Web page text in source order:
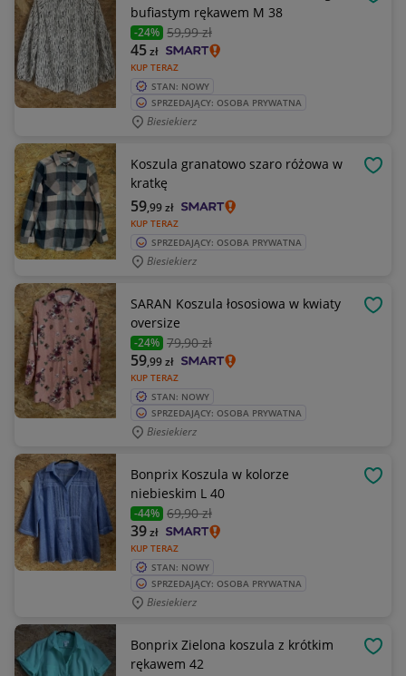
bufiastym rękawem M 38
-24% 59,99 zł
KUP TERAZ
45zł
STAN: NOWY
SPRZEDAJĄCY: OSOBA PRYWATNA
Biesiekierz
Koszula granatowo szaro różowa w
kratkę
KUP TERAZ
59,99zł
SPRZEDAJĄCY: OSOBA PRYWATNA
Biesiekierz
SARAN Koszula łososiowa w kwiaty
oversize
-24% 79,90 zł
KUP TERAZ
59,99zł
STAN: NOWY
SPRZEDAJĄCY: OSOBA PRYWATNA
Biesiekierz
Bonprix Koszula w kolorze
niebieskim L 40
-44% 69,90 zł
KUP TERAZ
39zł
STAN: NOWY
SPRZEDAJĄCY: OSOBA PRYWATNA
Biesiekierz
Bonprix Zielona koszula z krótkim
rękawem 42